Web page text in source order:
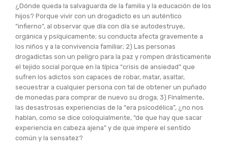
¿Dónde queda la salvaguarda de la familia y la educación de los
hijos? Porque vivir con un drogadicto es un auténtico
“infierno”, al observar que día con día se autodestruye,
orgánica y psíquicamente; su conducta afecta gravemente a
los niños y a la convivencia familiar; 2) Las personas
drogadictas son un peligro para la paz y rompen drásticamente
el tejido social porque en la típica “crisis de ansiedad” que
sufren los adictos son capaces de robar, matar, asaltar,
secuestrar a cualquier persona con tal de obtener un puñado
de monedas para comprar de nuevo su droga; 3) Finalmente,
las desastrosas experiencias de la “era psicodélica”, ¿no nos
hablan, como se dice coloquialmente, “de que hay que sacar
experiencia en cabeza ajena” y de que impere el sentido
común y la sensatez?